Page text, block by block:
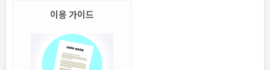
이용 가이드